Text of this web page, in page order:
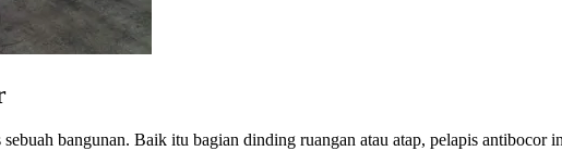
bangunan. Baik itu bagian dinding ruangan atau atap, pelapis antibocor